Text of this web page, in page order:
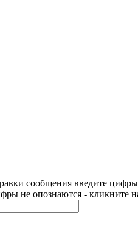
сообщения введите
не опознаются - кликните